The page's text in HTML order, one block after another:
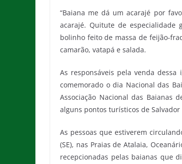
“Baiana me dá um acarajé por
acarajé. Quitute de especialidade
bolinho feito de massa de feijão-
camarão, vatapá e salada.
As responsáveis pela venda
comemorado o dia Nacional das
Associação Nacional das Baianas
alguns pontos turísticos de Salvador
As pessoas que estiverem
(SE), nas Praias de Atalaia,
recepcionadas pelas baianas que